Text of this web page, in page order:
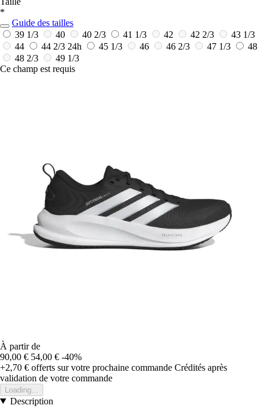
*
Guide des tailles
39 1/3
40 40 2/3 41 1/3 42 42 2/3
43 1/3
44
44 2/3 24h 45 1/3 46 46 2/3 47 1/3
48
48 2/3
49 1/3
Ce champ est requis
À partir de
90,00 € 54,00 € -40%
+2,70 € offerts sur votre prochaine commande Crédités après
validation de votre commande
Loading...
Description